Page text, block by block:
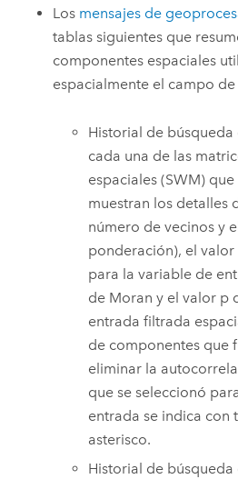
Los mensajes de
tablas siguientes que
componentes espaciales
espacialmente el campo
Historial de
cada una de las
espaciales (SWM)
muestran los detalles
número de vecinos y
ponderación), el
para la variable de
de Moran y el valor p
entrada filtrada
de componentes que
eliminar la
que se seleccionó
entrada se indica con
asterisco.
Historial de